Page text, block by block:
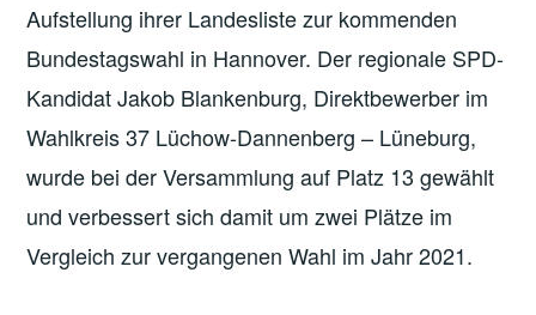
Aufstellung ihrer Landesliste zur kommenden
Bundestagswahl in Hannover. Der regionale SPD-
Kandidat Jakob Blankenburg, Direktbewerber im
Wahlkreis 37 Lüchow-Dannenberg – Lüneburg,
wurde bei der Versammlung auf Platz 13 gewählt
und verbessert sich damit um zwei Plätze im
Vergleich zur vergangenen Wahl im Jahr 2021.